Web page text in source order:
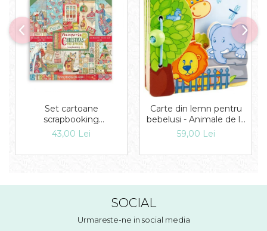
Set cartoane
scrapbooking
30,5х30,5cm - Double
Face Christmas
43,00 Lei
Carte din lemn pentru
bebelusi - Animale de la
zoo, Haba
59,00 Lei
SOCIAL
Urmareste-ne in social media